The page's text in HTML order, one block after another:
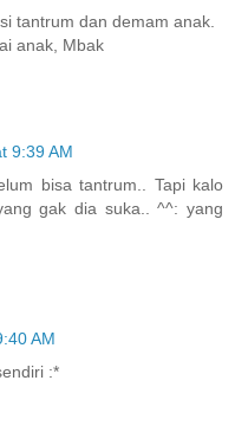
tantrum dan demam anak.
anak, Mbak
9:39 AM
bisa tantrum.. Tapi kalo
gak dia suka.. ^^: yang
AM
:*